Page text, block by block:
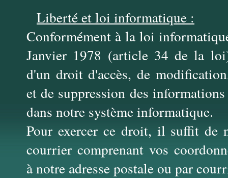
Liberté et loi informatique :
Conformément à la loi
Janvier 1978 (article 34 de la
d'un droit d'accès, de
et de suppression des
dans notre système informatique.
Pour exercer ce droit, il suffit de
courrier comprenant vos
à notre adresse postale ou par